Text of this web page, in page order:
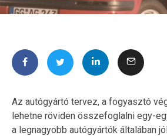
Az autógyártó tervez, a fogyasztó
lehetne röviden összefoglalni egy-
a legnagyobb autógyártók általában